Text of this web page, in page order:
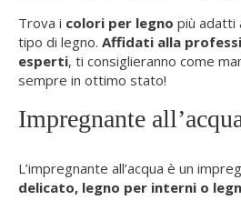
Trova i colori per legno più adatti
tipo di legno. Affidati alla
esperti, ti consiglieranno come
sempre in ottimo stato!
Impregnante
L’impregnante all’acqua è un
delicato, legno per interni o